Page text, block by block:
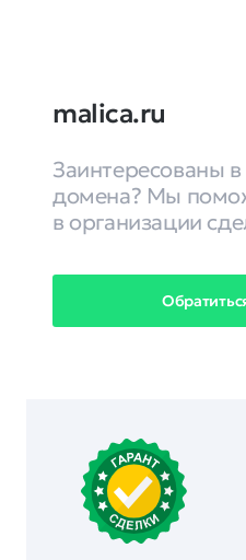
malica.ru
Заинтересованы в
домена? Мы
в организации